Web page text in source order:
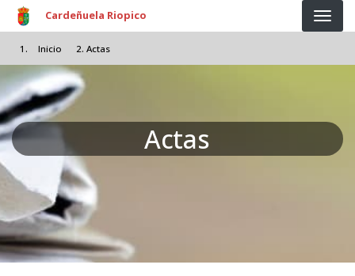
Pasar al contenido principal
Cardeñuela Riopico
Inicio Actas
Actas